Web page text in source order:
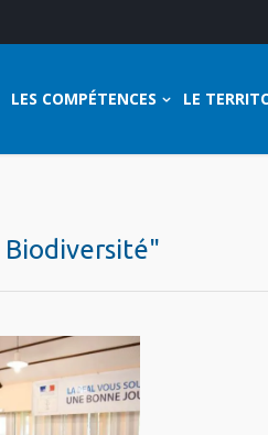
LES COMPÉTENCES LE
Biodiversité"